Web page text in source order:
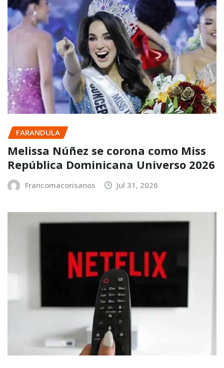
FARANDULA
Melissa Núñez se corona como Miss
República Dominicana Universo 2026
Francomacorisanos Jul 31, 2026